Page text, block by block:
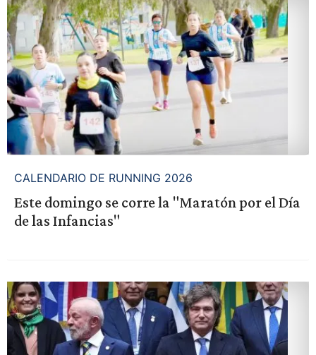
CALENDARIO DE RUNNING 2026
Este domingo se corre la "Maratón por el Día
de las Infancias"